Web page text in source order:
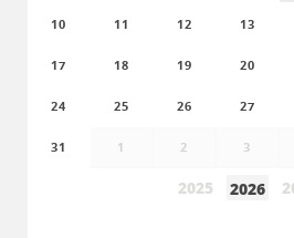
10 11 12 13
17 18 19 20
24 25 26 27
31 1 2 3
2025 2026